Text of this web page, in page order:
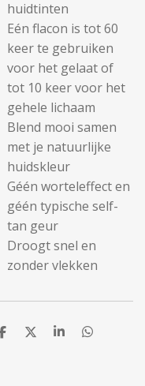
huidtinten
Eén flacon is tot 60
keer te gebruiken
voor het gelaat of
tot 10 keer voor het
gehele lichaam
Blend mooi samen
met je natuurlijke
huidskleur
Géén worteleffect en
géén typische self-
tan geur
Droogt snel en
zonder vlekken
D
D
S
D